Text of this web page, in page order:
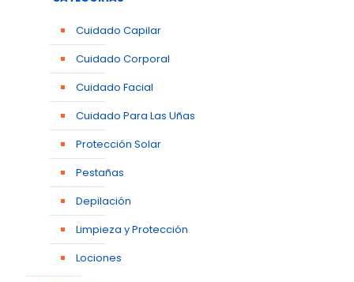
Cuidado Capilar
Cuidado Corporal
Cuidado Facial
Cuidado Para Las Uñas
Protección Solar
Pestañas
Depilación
Limpieza y Protección
Lociones